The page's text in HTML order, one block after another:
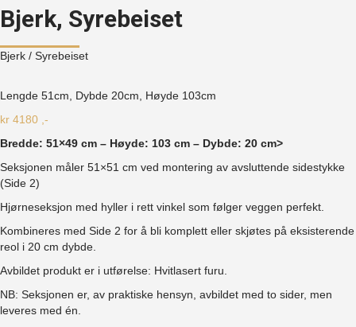
Bjerk, Syrebeiset
Bjerk / Syrebeiset
Lengde 51cm, Dybde 20cm, Høyde 103cm
kr 4180 ,-
Bredde: 51×49 cm – Høyde: 103 cm – Dybde: 20 cm>
Seksjonen måler 51×51 cm ved montering av avsluttende sidestykke
(Side 2)
Hjørneseksjon med hyller i rett vinkel som følger veggen perfekt.
Kombineres med Side 2 for å bli komplett eller skjøtes på eksisterende
reol i 20 cm dybde.
Avbildet produkt er i utførelse: Hvitlasert furu.
NB: Seksjonen er, av praktiske hensyn, avbildet med to sider, men
leveres med én.